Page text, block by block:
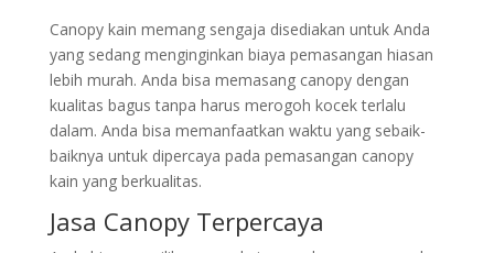
Canopy kain memang sengaja disediakan untuk Anda
yang sedang menginginkan biaya pemasangan hiasan
lebih murah. Anda bisa memasang canopy dengan
kualitas bagus tanpa harus merogoh kocek terlalu
dalam. Anda bisa memanfaatkan waktu yang sebaik-
baiknya untuk dipercaya pada pemasangan canopy
kain yang berkualitas.
Jasa Canopy Terpercaya